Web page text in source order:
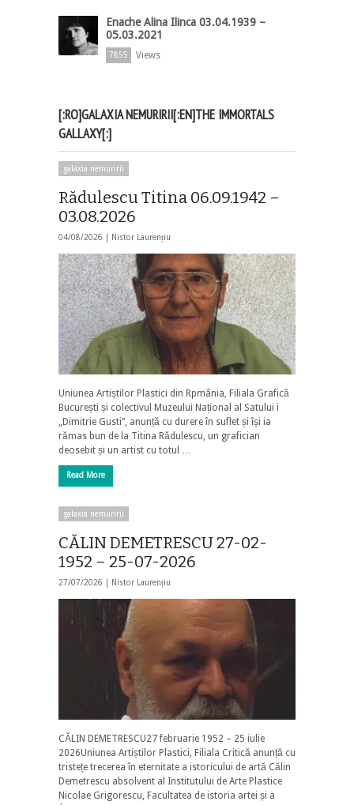
Enache Alina Ilinca 03.04.1939 –
05.03.2021
7855 Views
[:RO]GALAXIA NEMURIRII[:EN]THE IMMORTALS
GALLAXY[:]
galaxia nemuririi
Rădulescu Titina 06.09.1942 –
03.08.2026
04/08/2026 | Nistor Laurențiu
Uniunea Artiștilor Plastici din Rpmânia, Filiala Grafică
București și colectivul Muzeului Național al Satului i
„Dimitrie Gusti”, anunță cu durere în suflet și își ia
rămas bun de la Titina Rădulescu, un grafician
deosebit și un artist cu totul …
Read More
galaxia nemuririi
CĂLIN DEMETRESCU 27-02-
1952 – 25-07-2026
27/07/2026 | Nistor Laurențiu
CĂLIN DEMETRESCU27 februarie 1952 – 25 iulie
2026Uniunea Artiștilor Plastici, Filiala Critică anunță cu
tristețe trecerea în eternitate a istoricului de artă Călin
Demetrescu absolvent al Institutului de Arte Plastice
Nicolae Grigorescu, Facultatea de istoria artei și a